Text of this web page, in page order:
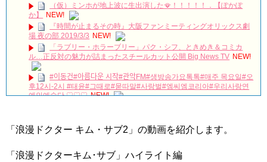
（仮）ミンホが地上波に生出演した🪭！！！！！．【ぽかぽ
か】
NEW!
『時間が止まるその時』大阪ファンミーティングオリックス劇
場 夜の部 2019/3/3 NEW!
「ラブリー・ホラーブリー」パク・シフ、ときめき＆コミカ
ル…正反対の魅力が詰まったスチールカット公開 Big News TV NEW!
#이동건#아름다운 시작#관악FM#생방송가요톡톡#매주 목요일#오
후12시-2시 #태윤#그때로#묻따말#사랑벌#엠씨엠코리아#우리사랑연
예인예술단 ♡♡♡ NEW!
#韓国ドラマ100日の郎君様 ★★★★⭐︎ NEW!
ンフン #성훈 NEW!
「浪漫ドクター キム・サブ2」の動画を紹介します。
「浪漫ドクターキム･サブ」ハイライト編